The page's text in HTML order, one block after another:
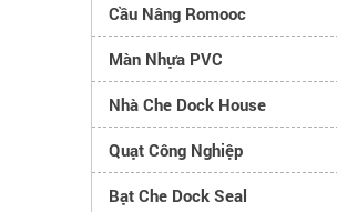
Cầu Nâng Romooc
Màn Nhựa PVC
Nhà Che Dock House
Quạt Công Nghiệp
Bạt Che Dock Seal